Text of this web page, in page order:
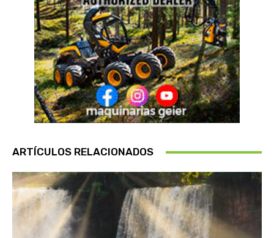
ARTÍCULOS RELACIONADOS